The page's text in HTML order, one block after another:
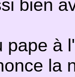
bien
pape à
la